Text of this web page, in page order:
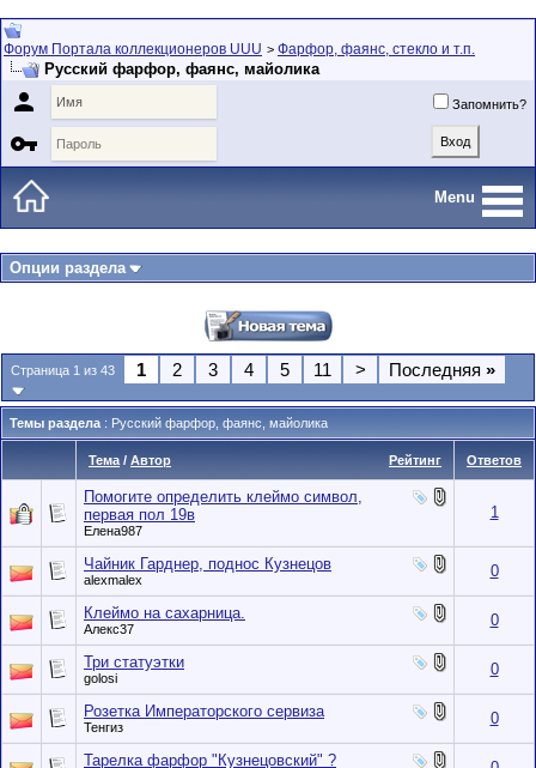
Форум Портала коллекционеров UUU > Фарфор, фаянс, стекло и т.п.
Русский фарфор, фаянс, майолика
 Запомнить?

Menu
Опции раздела
Страница 1 из 43 1 2 3 4 5 11 > Последняя »
Темы раздела : Русский фарфор, фаянс, майолика
Рейтинг
Тема / Автор Ответов
Помогите определить клеймо символ,
первая пол 19в
Елена987
1
Чайник Гарднер, поднос Кузнецов
alexmalex 0
Клеймо на сахарница.
Алекс37 0
Три статуэтки
golosi 0
Розетка Императорского сервиза
Тенгиз 0
Тарелка фарфор "Кузнецовский" ?